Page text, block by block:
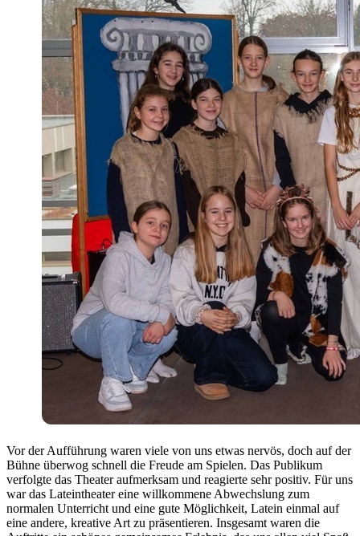
Vor der Aufführung waren viele von uns etwas nervös, doch auf der
Bühne überwog schnell die Freude am Spielen. Das Publikum
verfolgte das Theater aufmerksam und reagierte sehr positiv. Für uns
war das Lateintheater eine willkommene Abwechslung zum
normalen Unterricht und eine gute Möglichkeit, Latein einmal auf
eine andere, kreative Art zu präsentieren. Insgesamt waren die